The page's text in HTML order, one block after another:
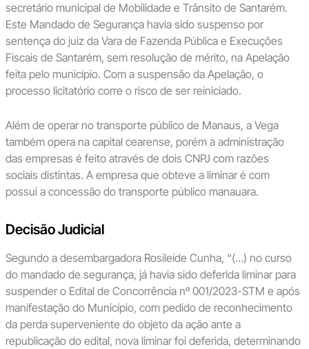
secretário municipal de Mobilidade e Trânsito de Santarém.
Este Mandado de Segurança havia sido suspenso por
sentença do juiz da Vara de Fazenda Pública e Execuções
Fiscais de Santarém, sem resolução de mérito, na Apelação
feita pelo município. Com a suspensão da Apelação, o
processo licitatório corre o risco de ser reiniciado.
Além de operar no transporte público de Manaus, a Vega
também opera na capital cearense, porém a administração
das empresas é feito através de dois CNPJ com razões
sociais distintas. A empresa que obteve a liminar é com
possui a concessão do transporte público manauara.
Decisão Judicial
Segundo a desembargadora Rosileide Cunha, “(…) no curso
do mandado de segurança, já havia sido deferida liminar para
suspender o Edital de Concorrência nº 001/2023-STM e após
manifestação do Município, com pedido de reconhecimento
da perda superveniente do objeto da ação ante a
republicação do edital, nova liminar foi deferida, determinando